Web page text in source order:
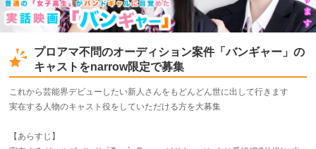
プロアマ不問のオーディション案件「バンギャー」の
キャストをnarrow限定で募集
これから芸能界デビューしたい新人さんをもどんどん世に出して行きます
実在する人物のキャスト役をしていただける方を大募集
【あらすじ】